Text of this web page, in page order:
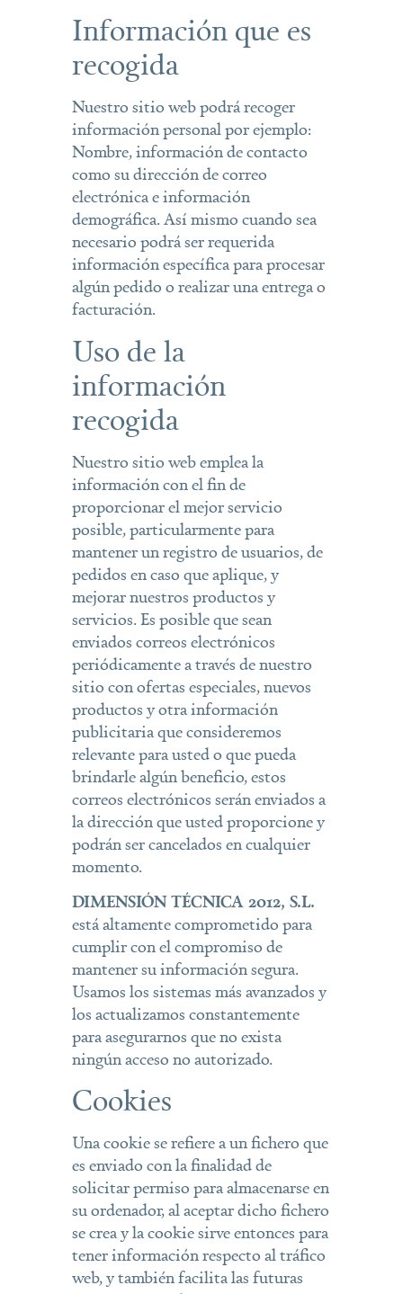
Información que es
recogida
Nuestro sitio web podrá recoger
información personal por ejemplo:
Nombre, información de contacto
como su dirección de correo
electrónica e información
demográfica. Así mismo cuando sea
necesario podrá ser requerida
información específica para procesar
algún pedido o realizar una entrega o
facturación.
Uso de la
información
recogida
Nuestro sitio web emplea la
información con el fin de
proporcionar el mejor servicio
posible, particularmente para
mantener un registro de usuarios, de
pedidos en caso que aplique, y
mejorar nuestros productos y
servicios. Es posible que sean
enviados correos electrónicos
periódicamente a través de nuestro
sitio con ofertas especiales, nuevos
productos y otra información
publicitaria que consideremos
relevante para usted o que pueda
brindarle algún beneficio, estos
correos electrónicos serán enviados a
la dirección que usted proporcione y
podrán ser cancelados en cualquier
momento.
DIMENSIÓN TÉCNICA 2012, S.L.
está altamente comprometido para
cumplir con el compromiso de
mantener su información segura.
Usamos los sistemas más avanzados y
los actualizamos constantemente
para asegurarnos que no exista
ningún acceso no autorizado.
Cookies
Una cookie se refiere a un fichero que
es enviado con la finalidad de
solicitar permiso para almacenarse en
su ordenador, al aceptar dicho fichero
se crea y la cookie sirve entonces para
tener información respecto al tráfico
web, y también facilita las futuras